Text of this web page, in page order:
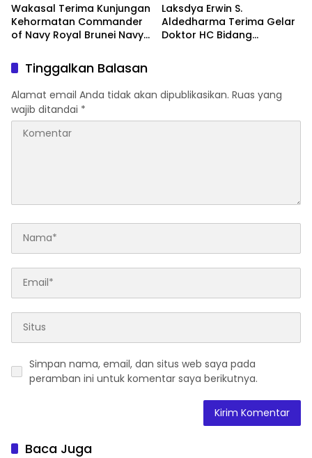
Wakasal Terima Kunjungan
Kehormatan Commander
of Navy Royal Brunei Navy
Laksdya Erwin S.
Aldedharma Terima Gelar
Doktor HC Bidang
Tinggalkan Balasan
Alamat email Anda tidak akan dipublikasikan. Ruas yang
wajib ditandai *
Simpan nama, email, dan situs web saya pada
peramban ini untuk komentar saya berikutnya.
Baca Juga